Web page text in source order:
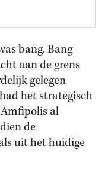
bang. Bang
aan de grens
gelegen
het strategisch
al
de
uit het huidige